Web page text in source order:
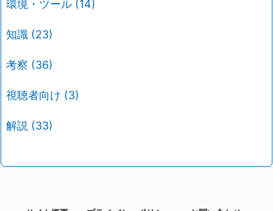
環境・ツール (14)
知識 (23)
考察 (36)
視聴者向け (3)
解説 (33)